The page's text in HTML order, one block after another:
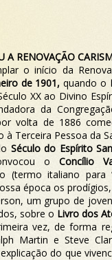
A RENOVAÇÃO
o início da
de 1901, quando o
XX ao Divino
da
volta de 1886
à Terceira Pessoa da
Século do Espírito
o Concílio
(termo italiano para
época os
um grupo de
sobre o Livro dos
vez, de forma
Martin e Steve
do que